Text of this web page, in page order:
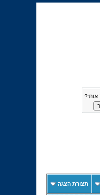
אותי?
תצורת הצגה